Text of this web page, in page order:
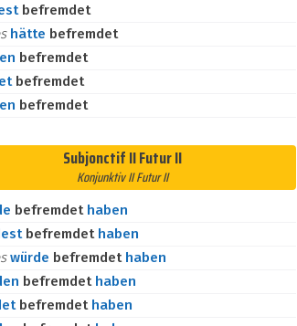
befremdet
hätte befremdet
befremdet
befremdet
befremdet
Subjonctif II Futur II
Konjunktiv II Futur II
befremdet haben
befremdet haben
würde befremdet haben
befremdet haben
befremdet haben